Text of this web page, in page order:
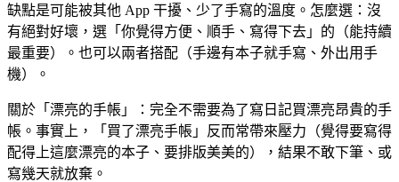
缺點是可能被其他 App 干擾、少了手寫的溫度。怎麼選：沒
有絕對好壞，選「你覺得方便、順手、寫得下去」的（能持續
最重要）。也可以兩者搭配（手邊有本子就手寫、外出用手
機）。
關於「漂亮的手帳」：完全不需要為了寫日記買漂亮昂貴的手
帳。事實上，「買了漂亮手帳」反而常帶來壓力（覺得要寫得
配得上這麼漂亮的本子、要排版美美的），結果不敢下筆、或
寫幾天就放棄。